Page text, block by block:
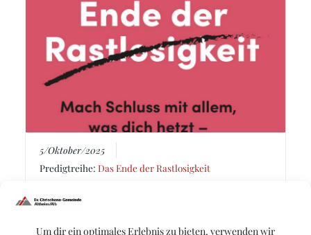
Um dir ein optimales Erlebnis zu bieten, verwenden wir
5/Oktober/2025
Predigtreihe:Das Ende der Rastlosigkeit